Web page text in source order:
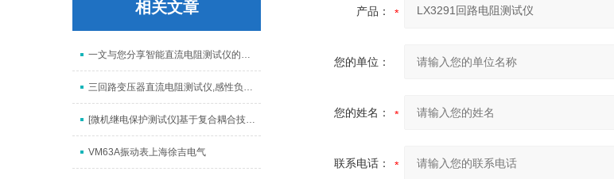
相关文章
一文与您分享智能直流电阻测试仪的常见问题相应解决方法
三回路变压器直流电阻测试仪,感性负载直流电阻测试仪上海俆吉
[微机继电保护测试仪]基于复合耦合技术的低压电力线载波通信接口电路设计
VM63A振动表上海徐吉电气
产品：
您的单位：
您的姓名：
联系电话：